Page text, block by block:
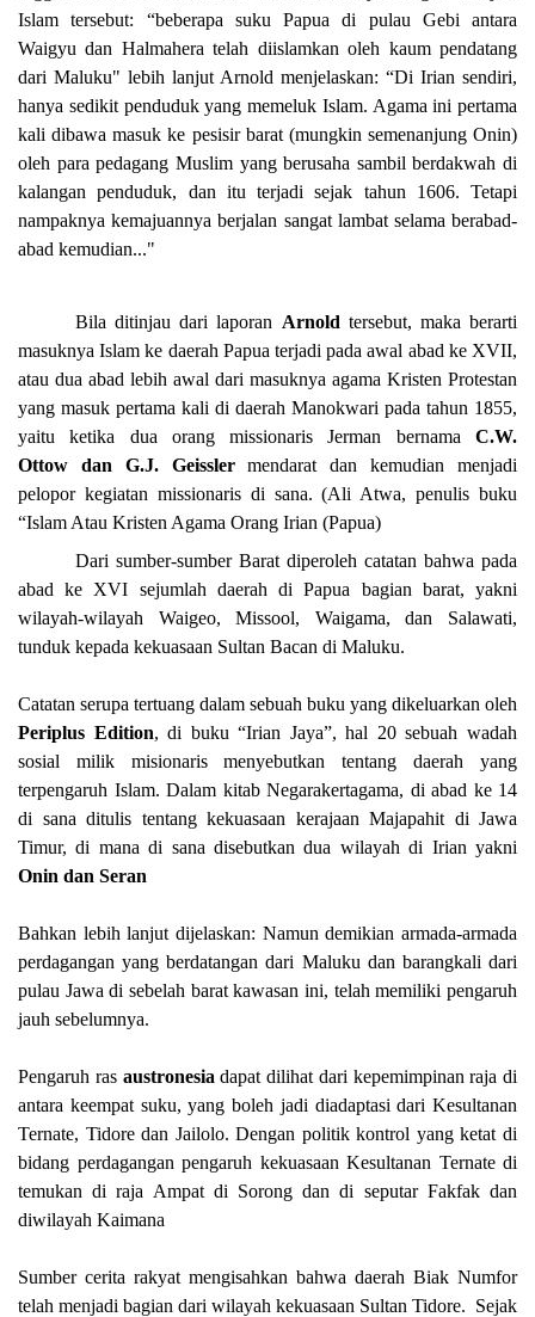
Islam tersebut: “beberapa suku Papua di pulau Gebi antara
Waigyu dan Halmahera telah diislamkan oleh kaum pendatang
dari Maluku" lebih lanjut Arnold menjelaskan: “Di Irian sendiri,
hanya sedikit penduduk yang memeluk Islam. Agama ini pertama
kali dibawa masuk ke pesisir barat (mungkin semenanjung Onin)
oleh para pedagang Muslim yang berusaha sambil berdakwah di
kalangan penduduk, dan itu terjadi sejak tahun 1606. Tetapi
nampaknya kemajuannya berjalan sangat lambat selama berabad-
abad kemudian..."
Bila ditinjau dari laporan Arnold tersebut, maka berarti
masuknya Islam ke daerah Papua terjadi pada awal abad ke XVII,
atau dua abad lebih awal dari masuknya agama Kristen Protestan
yang masuk pertama kali di daerah Manokwari pada tahun 1855,
yaitu ketika dua orang missionaris Jerman bernama C.W.
Ottow dan G.J. Geisslermendarat dan kemudian menjadi
pelopor kegiatan missionaris di sana. (Ali Atwa, penulis buku
“Islam Atau Kristen Agama Orang Irian (Papua)
Dari sumber-sumber Barat diperoleh catatan bahwa pada
abad ke XVI sejumlah daerah di Papua bagian barat, yakni
wilayah-wilayah Waigeo, Missool, Waigama, dan Salawati,
tunduk kepada kekuasaan Sultan Bacan di Maluku.
Catatan serupa tertuang dalam sebuah buku yang dikeluarkan oleh
Periplus Edition, di buku “Irian Jaya”, hal 20 sebuah wadah
sosial milik misionaris menyebutkan tentang daerah yang
terpengaruh Islam. Dalam kitab Negarakertagama, di abad ke 14
di sana ditulis tentang kekuasaan kerajaan Majapahit di Jawa
Timur, di mana di sana disebutkan dua wilayah di Irian yakni
Onin dan Seran
Bahkan lebih lanjut dijelaskan: Namun demikian armada-armada
perdagangan yang berdatangan dari Maluku dan barangkali dari
pulau Jawa di sebelah barat kawasan ini, telah memiliki pengaruh
jauh sebelumnya.
Pengaruh ras austronesia dapat dilihat dari kepemimpinan raja di
antara keempat suku, yang boleh jadi diadaptasi dari Kesultanan
Ternate, Tidore dan Jailolo. Dengan politik kontrol yang ketat di
bidang perdagangan pengaruh kekuasaan Kesultanan Ternate di
temukan di raja Ampat di Sorong dan di seputar Fakfak dan
diwilayah Kaimana
Sumber cerita rakyat mengisahkan bahwa daerah Biak Numfor
telah menjadi bagian dari wilayah kekuasaan Sultan Tidore. Sejak